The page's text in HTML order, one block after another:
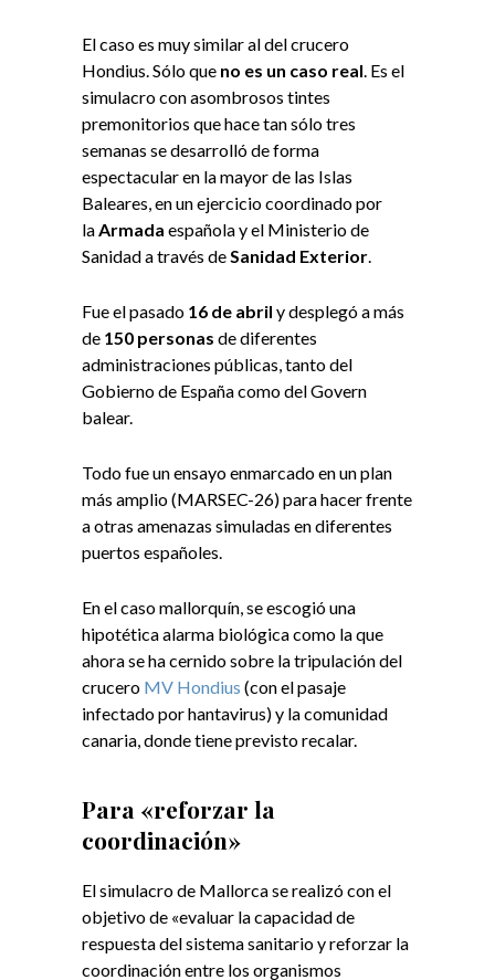
El caso es muy similar al del crucero
Hondius. Sólo que no es un caso real. Es el
simulacro con asombrosos tintes
premonitorios que hace tan sólo tres
semanas se desarrolló de forma
espectacular en la mayor de las Islas
Baleares, en un ejercicio coordinado por
laArmada española y el Ministerio de
Sanidad a través deSanidad Exterior.
Fue el pasado 16 de abril y desplegó a más
de 150 personas de diferentes
administraciones públicas, tanto del
Gobierno de España como del Govern
balear.
Todo fue un ensayo enmarcado en un plan
más amplio (MARSEC-26) para hacer frente
a otras amenazas simuladas en diferentes
puertos españoles.
En el caso mallorquín, se escogió una
hipotética alarma biológica como la que
ahora se ha cernido sobre la tripulación del
crucero MV Hondius (con el pasaje
infectado por hantavirus) y la comunidad
canaria, donde tiene previsto recalar.
Para «reforzar la
coordinación»
El simulacro de Mallorca se realizó con el
objetivo de «evaluar la capacidad de
respuesta del sistema sanitario y reforzar la
coordinación entre los organismos